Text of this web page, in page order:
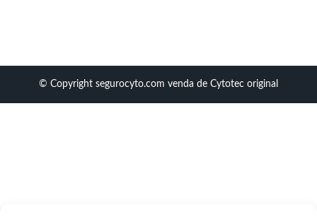
© Copyright segurocyto.com venda de Cytotec original